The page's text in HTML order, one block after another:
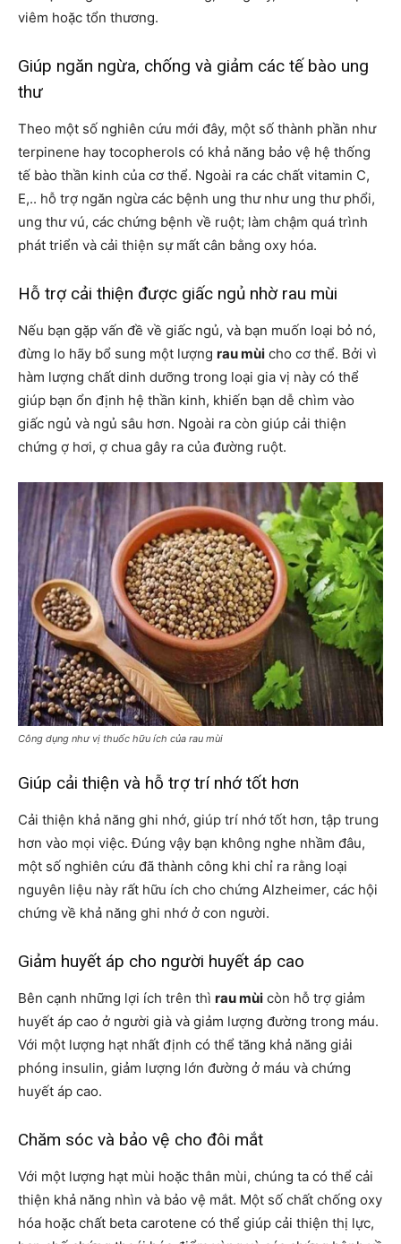
viêm hoặc tổn thương.
Giúp ngăn ngừa, chống và giảm các tế bào ung
thư
Theo một số nghiên cứu mới đây, một số thành phần như
terpinene hay tocopherols có khả năng bảo vệ hệ thống
tế bào thần kinh của cơ thể. Ngoài ra các chất vitamin C,
E,.. hỗ trợ ngăn ngừa các bệnh ung thư như ung thư phổi,
ung thư vú, các chứng bệnh về ruột; làm chậm quá trình
phát triển và cải thiện sự mất cân bằng oxy hóa.
Hỗ trợ cải thiện được giấc ngủ nhờ rau mùi
Nếu bạn gặp vấn đề về giấc ngủ, và bạn muốn loại bỏ nó,
đừng lo hãy bổ sung một lượng rau mùi cho cơ thể. Bởi vì
hàm lượng chất dinh dưỡng trong loại gia vị này có thể
giúp bạn ổn định hệ thần kinh, khiến bạn dễ chìm vào
giấc ngủ và ngủ sâu hơn. Ngoài ra còn giúp cải thiện
chứng ợ hơi, ợ chua gây ra của đường ruột.
Công dụng như vị thuốc hữu ích của rau mùi
Giúp cải thiện và hỗ trợ trí nhớ tốt hơn
Cải thiện khả năng ghi nhớ, giúp trí nhớ tốt hơn, tập trung
hơn vào mọi việc. Đúng vậy bạn không nghe nhầm đâu,
một số nghiên cứu đã thành công khi chỉ ra rằng loại
nguyên liệu này rất hữu ích cho chứng Alzheimer, các hội
chứng về khả năng ghi nhớ ở con người.
Giảm huyết áp cho người huyết áp cao
Bên cạnh những lợi ích trên thì rau mùi còn hỗ trợ giảm
huyết áp cao ở người già và giảm lượng đường trong máu.
Với một lượng hạt nhất định có thể tăng khả năng giải
phóng insulin, giảm lượng lớn đường ở máu và chứng
huyết áp cao.
Chăm sóc và bảo vệ cho đôi mắt
Với một lượng hạt mùi hoặc thân mùi, chúng ta có thể cải
thiện khả năng nhìn và bảo vệ mắt. Một số chất chống oxy
hóa hoặc chất beta carotene có thể giúp cải thiện thị lực,